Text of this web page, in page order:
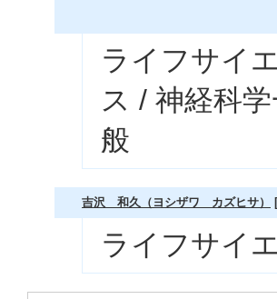
ライフサイ
ス / 神経科
般
吉沢 和久（ヨシザワ カズヒサ）
ライフサイ